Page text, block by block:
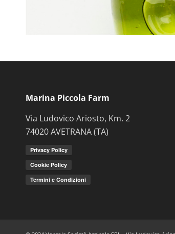
Marina Piccola Farm
Via Ludovico Ariosto, Km. 2
74020 AVETRANA (TA)